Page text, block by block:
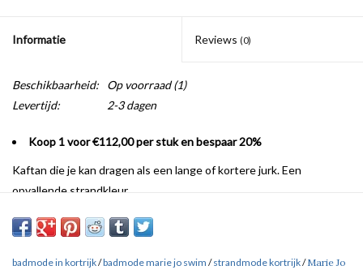
Informatie Reviews (0)
Beschikbaarheid: Op voorraad(1)
Levertijd:
2-3 dagen
Koop 1 voor €112,00 per stuk en bespaar 20%
Kaftan die je kan dragen als een lange of kortere jurk. Een
opvallende strandkleur.
Laatste stuk Medium 40
badmode in kortrijk/badmode marie jo swim /strandmode kortrijk/Marie Jo